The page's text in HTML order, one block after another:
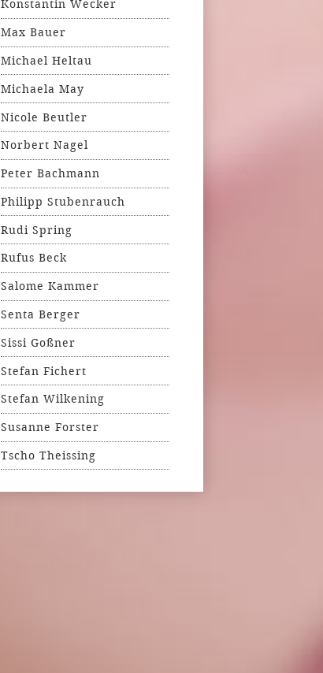
Konstantin Wecker
Max Bauer
Michael Heltau
Michaela May
Nicole Beutler
Norbert Nagel
Peter Bachmann
Philipp Stubenrauch
Rudi Spring
Rufus Beck
Salome Kammer
Senta Berger
Sissi Goßner
Stefan Fichert
Stefan Wilkening
Susanne Forster
Tscho Theissing